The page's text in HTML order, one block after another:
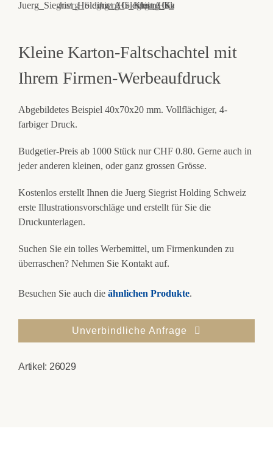
KleineKarton-Faltschachtel mit
Ihrem Firmen-Werbeaufdruck
Abgebildetes Beispiel 40x70x20 mm. Vollflächiger, 4-
farbiger Druck.
Budgetier-Preis ab 1000 Stück nur CHF 0.80. Gerne auch in
jeder anderen kleinen, oder ganz grossen Grösse.
Kostenlos erstellt Ihnen die Juerg Siegrist Holding Schweiz
erste Illustrationsvorschläge und erstellt für Sie die
Druckunterlagen.
Suchen Sie ein tolles Werbemittel, um Firmenkunden zu
überraschen? Nehmen Sie Kontakt auf.
Besuchen Sie auch die ähnlichen Produkte.
Unverbindliche Anfrage
Artikel: 26029